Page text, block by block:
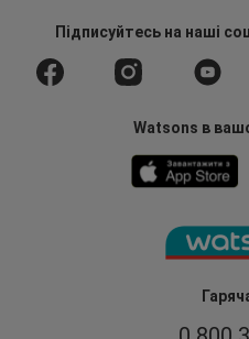
Підписуйтесьна наші
Watsons в